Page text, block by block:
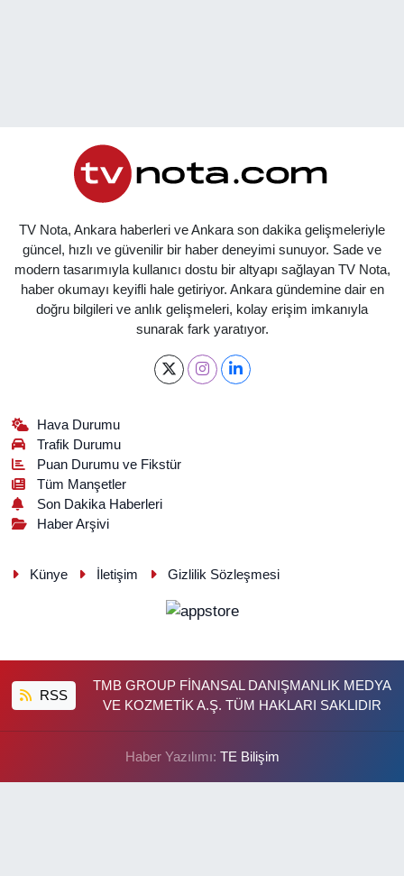
TV Nota, Ankara haberleri ve Ankara son dakika gelişmeleriyle
güncel, hızlı ve güvenilir bir haber deneyimi sunuyor. Sade ve
modern tasarımıyla kullanıcı dostu bir altyapı sağlayan TV Nota,
haber okumayı keyifli hale getiriyor. Ankara gündemine dair en
doğru bilgileri ve anlık gelişmeleri, kolay erişim imkanıyla
sunarak fark yaratıyor.
Hava Durumu
Trafik Durumu
Puan Durumu ve Fikstür
Tüm Manşetler
Son Dakika Haberleri
Haber Arşivi
Künye İletişim Gizlilik Sözleşmesi
RSS
TMB GROUP FİNANSAL DANIŞMANLIK MEDYA
VE KOZMETİK A.Ş. TÜM HAKLARI SAKLIDIR
Haber Yazılımı: TE Bilişim